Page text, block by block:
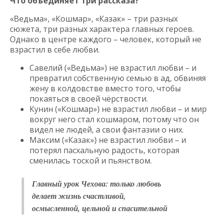
«Ведьма», «Кошмар», «Казак» – три разных
сюжета, три разных характера главных героев.
Однако в центре каждого – человек, который не
взрастил в себе любви.
Савелий («Ведьма») не взрастил любви – и
превратил собственную семью в ад, обвиняя
жену в колдовстве вместо того, чтобы
покаяться в своей чёрствости.
Кунин («Кошмар») не взрастил любви – и мир
вокруг него стал кошмаром, потому что он
видел не людей, а свои фантазии о них.
Максим («Казак») не взрастил любви – и
потерял пасхальную радость, которая
сменилась тоской и пьянством.
Главный урок Чехова: только любовь
делает жизнь счастливой,
осмысленной, цельной и спасительной